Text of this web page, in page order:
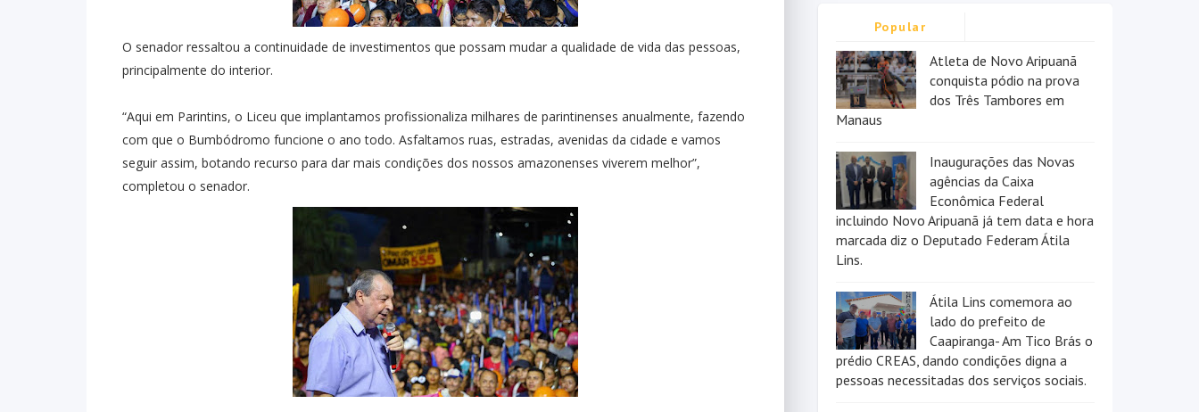
O senador ressaltou a continuidade de investimentos que possam mudar a qualidade de vida das pessoas,
principalmente do interior.
“Aqui em Parintins, o Liceu que implantamos profissionaliza milhares de parintinenses anualmente, fazendo
com que o Bumbódromo funcione o ano todo. Asfaltamos ruas, estradas, avenidas da cidade e vamos
seguir assim, botando recurso para dar mais condições dos nossos amazonenses viverem melhor”,
completou o senador.
Popular
Atleta de Novo Aripuanã
conquista pódio na prova
dos Três Tambores em
Manaus
Inaugurações das Novas
agências da Caixa
Econômica Federal
incluindo Novo Aripuanã já tem data e hora
marcada diz o Deputado Federam Átila
Lins.
Átila Lins comemora ao
lado do prefeito de
Caapiranga- Am Tico Brás o
prédio CREAS, dando condições digna a
pessoas necessitadas dos serviços sociais.